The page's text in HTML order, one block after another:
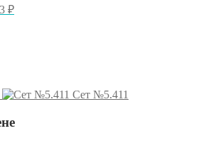
₽
Сет №5.411